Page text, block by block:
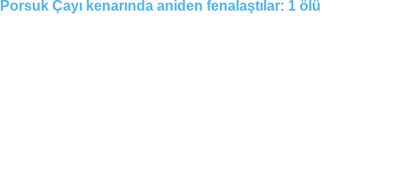
Porsuk Çayı kenarında aniden fenalaştılar: 1 ölü